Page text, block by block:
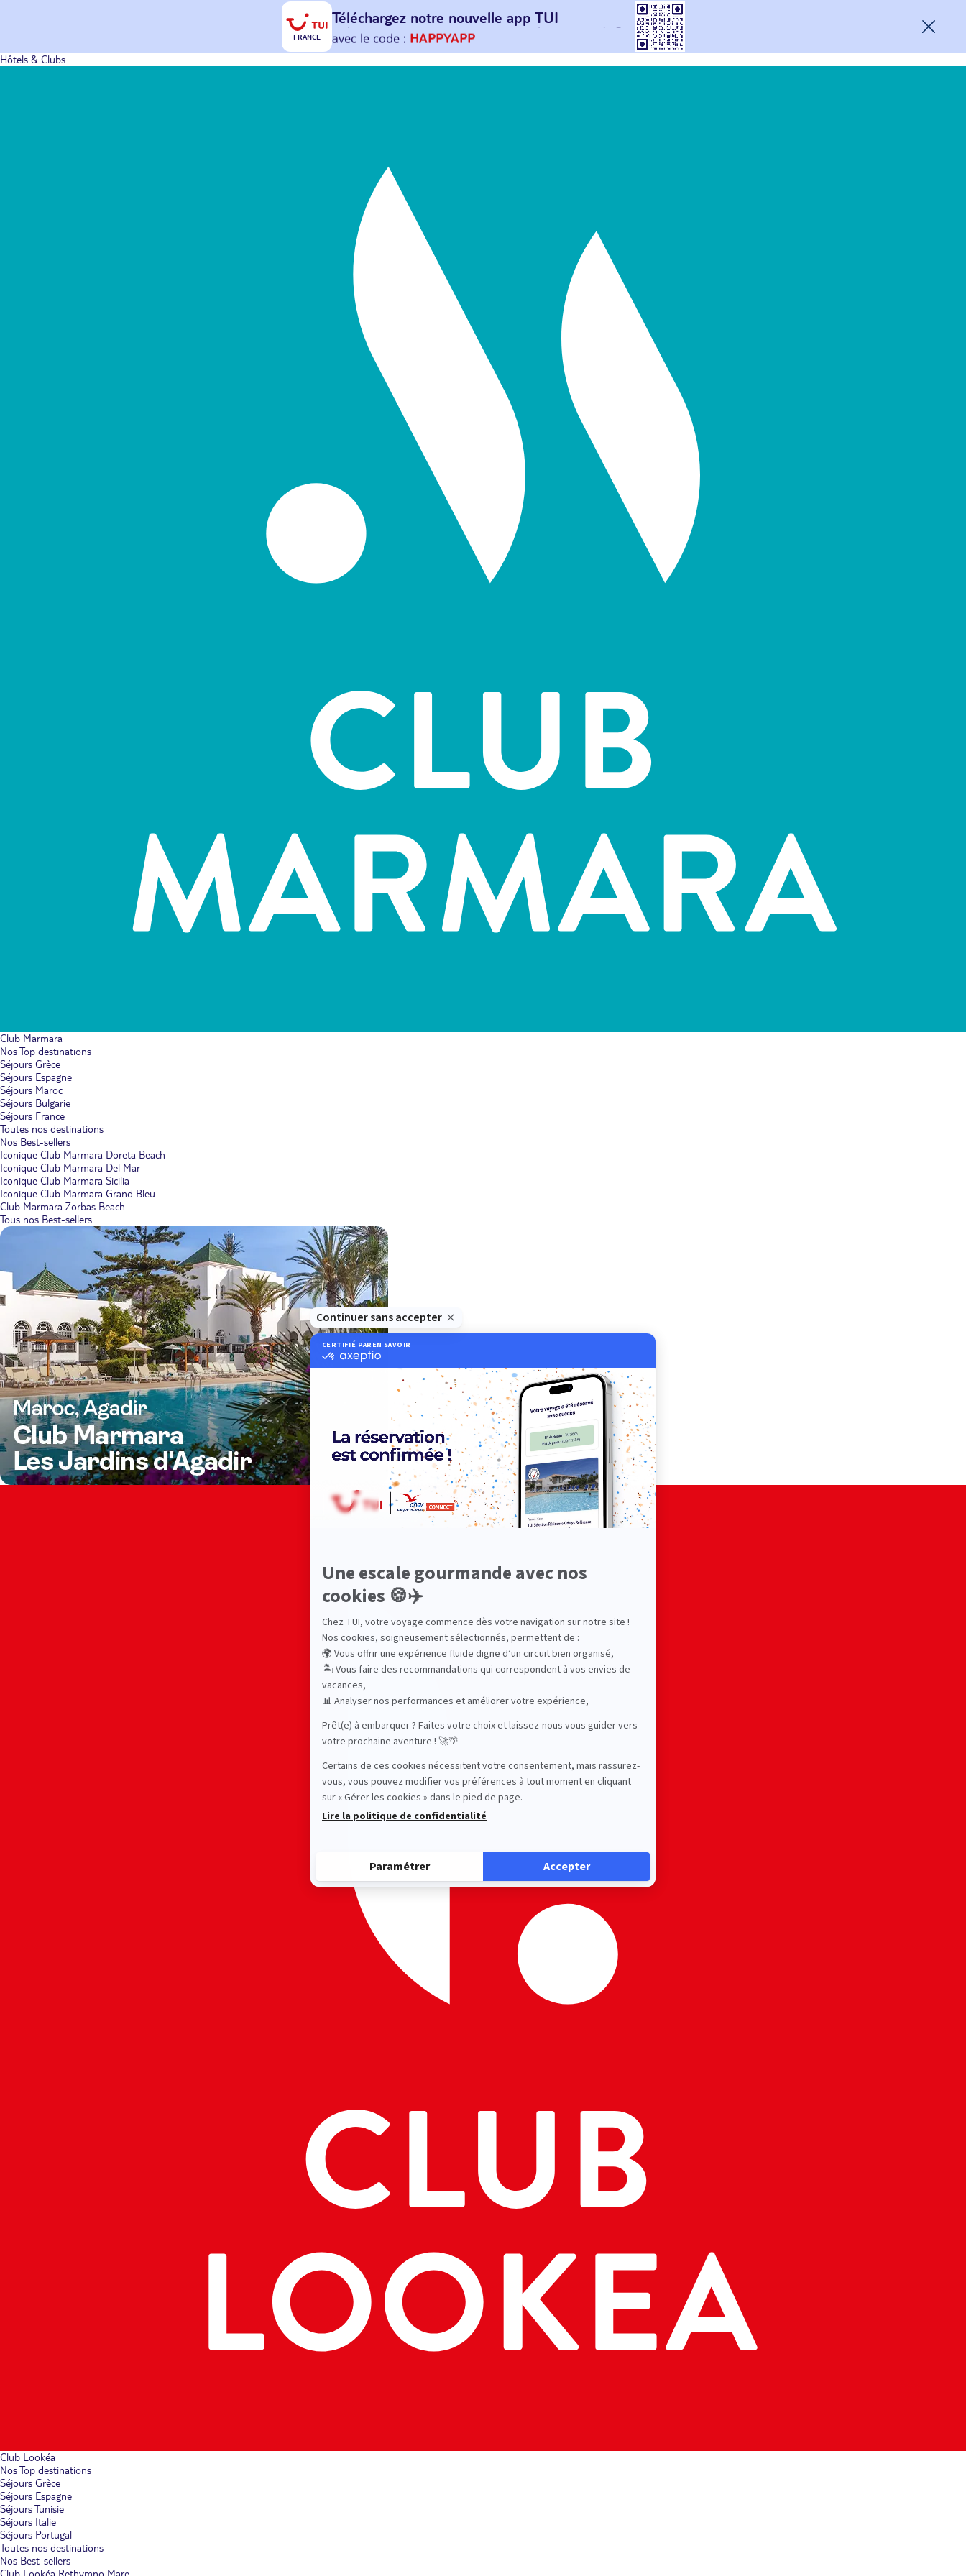
FRANCE
Téléchargez notre nouvelle app TUI
Et profitez de 30€ offerts*sur votreprochain
avec le code : HAPPYAPP
Hôtels & Clubs
Club Marmara
Nos Top destinations
Séjours Grèce
Séjours Espagne
Séjours Maroc
Séjours Bulgarie
Séjours France
Toutes nos destinations
Nos Best-sellers
Iconique Club Marmara Doreta Beach
Iconique Club Marmara Del Mar
Iconique Club Marmara Sicilia
Iconique Club Marmara Grand Bleu
Club Marmara Zorbas Beach
Tous nos Best-sellers
Club Lookéa
Nos Top destinations
Séjours Grèce
Séjours Espagne
Séjours Tunisie
Séjours Italie
Séjours Portugal
Toutes nos destinations
Nos Best-sellers